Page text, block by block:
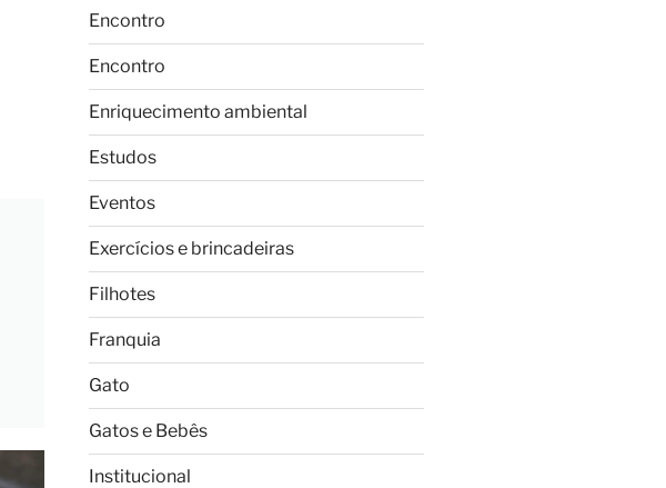
Encontro
Encontro
Enriquecimento ambiental
Estudos
Eventos
Exercícios e brincadeiras
Filhotes
Franquia
Gato
Gatos e Bebês
Institucional